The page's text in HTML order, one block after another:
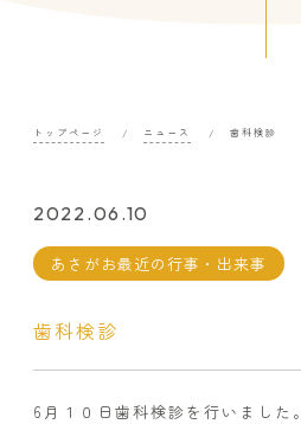
トップページ ニュース 歯科検診
2022.06.10
あさがお最近の行事・出来事
歯科検診
6月１０日歯科検診を行いました。